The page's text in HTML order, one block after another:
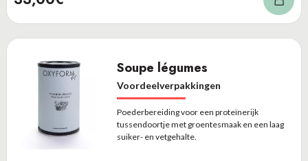
Soupe légumes
Voordeelverpakkingen
Poederbereiding voor een proteïnerijk
tussendoortje met groentesmaak en een laag
suiker- en vetgehalte.